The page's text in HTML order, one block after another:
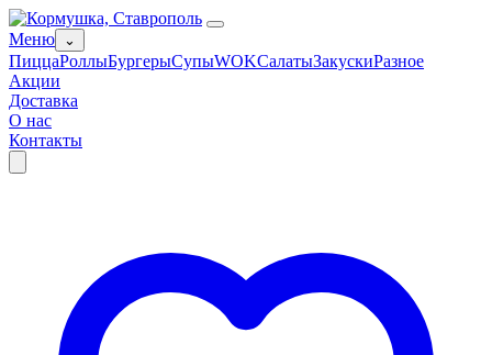
Меню ⌄
ПиццаРоллыБургерыСупыWOKСалатыЗакускиРазное
Акции
Доставка
О нас
Контакты